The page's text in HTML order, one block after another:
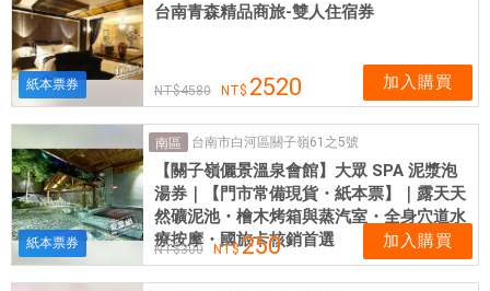
紙本票券
台南青森精品商旅-雙人住宿券
4580 2520 加入購買
紙本票券
南區 台南市白河區關子嶺61之5號
【關子嶺儷景溫泉會館】大眾 SPA 泥漿泡
湯券｜【門市常備現貨・紙本票】｜露天天
然礦泥池・檜木烤箱與蒸汽室・全身穴道水
療按摩・國旅卡核銷首選
300 250 加入購買